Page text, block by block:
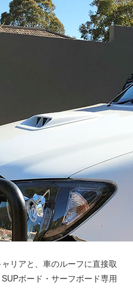
リアと、車のルーフに直接取
ボード・サーフボード専用